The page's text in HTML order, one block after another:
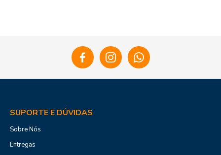
SUPORTE E DÚVIDAS
Sobre Nós
Entregas